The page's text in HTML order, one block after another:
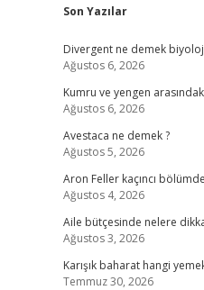
Sidebar
Son Yazılar
Divergent ne demek
Ağustos 6, 2026
Kumru ve yengen
Ağustos 6, 2026
Avestaca ne demek ?
Ağustos 5, 2026
Aron Feller kaçıncı
Ağustos 4, 2026
Aile bütçesinde nelere
Ağustos 3, 2026
Karışık baharat hangi
Temmuz 30, 2026
vdcasino güncel giriş